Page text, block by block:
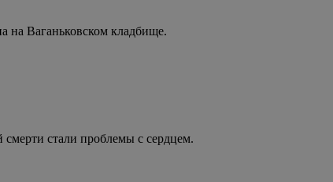
Ваганьковском кладбище.
стали проблемы с сердцем.